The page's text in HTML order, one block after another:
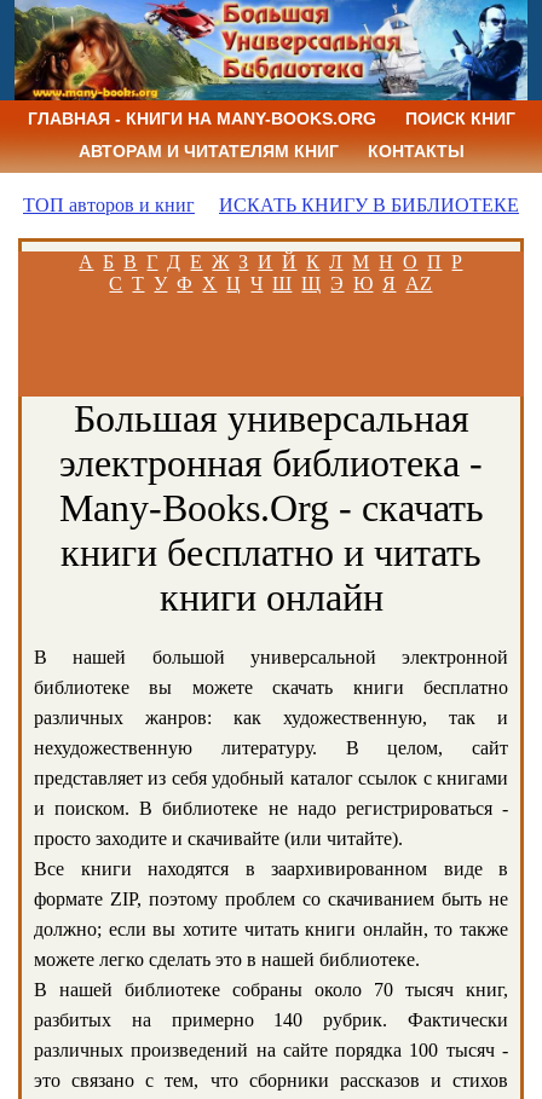
ГЛАВНАЯ - КНИГИ НА MANY-BOOKS.ORG
ПОИСК КНИГ
АВТОРАМ И ЧИТАТЕЛЯМ КНИГ
КОНТАКТЫ
ТОП авторов и книг ИСКАТЬ КНИГУ В БИБЛИОТЕКЕ
А Б В Г Д Е Ж З И Й К Л М Н О П Р
С Т У Ф Х Ц Ч Ш Щ Э Ю Я AZ
Большая универсальная
электронная библиотека -
Many-Books.Org - скачать
книги бесплатно и читать
книги онлайн
В нашей большой универсальной электронной
библиотеке вы можете скачать книги бесплатно
различных жанров: как художественную, так и
нехудожественную литературу. В целом, сайт
представляет из себя удобный каталог ссылок с книгами
и поиском. В библиотеке не надо регистрироваться -
просто заходите и скачивайте (или читайте).
Все книги находятся в заархивированном виде в
формате ZIP, поэтому проблем со скачиванием быть не
должно; если вы хотите читать книги онлайн, то также
можете легко сделать это в нашей библиотеке.
В нашей библиотеке собраны около 70 тысяч книг,
разбитых на примерно 140 рубрик. Фактически
различных произведений на сайте порядка 100 тысяч -
это связано с тем, что сборники рассказов и стихов